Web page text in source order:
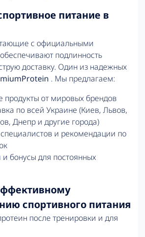
питание в
с официальными
подлинность
доставку. Один из надежных
. Мы предлагаем:
продукты от мировых брендов
по всей Украине (Киев, Львов,
Днепр и другие города)
и рекомендации по
бонусы для постоянных
спортивного питания
после тренировки и для